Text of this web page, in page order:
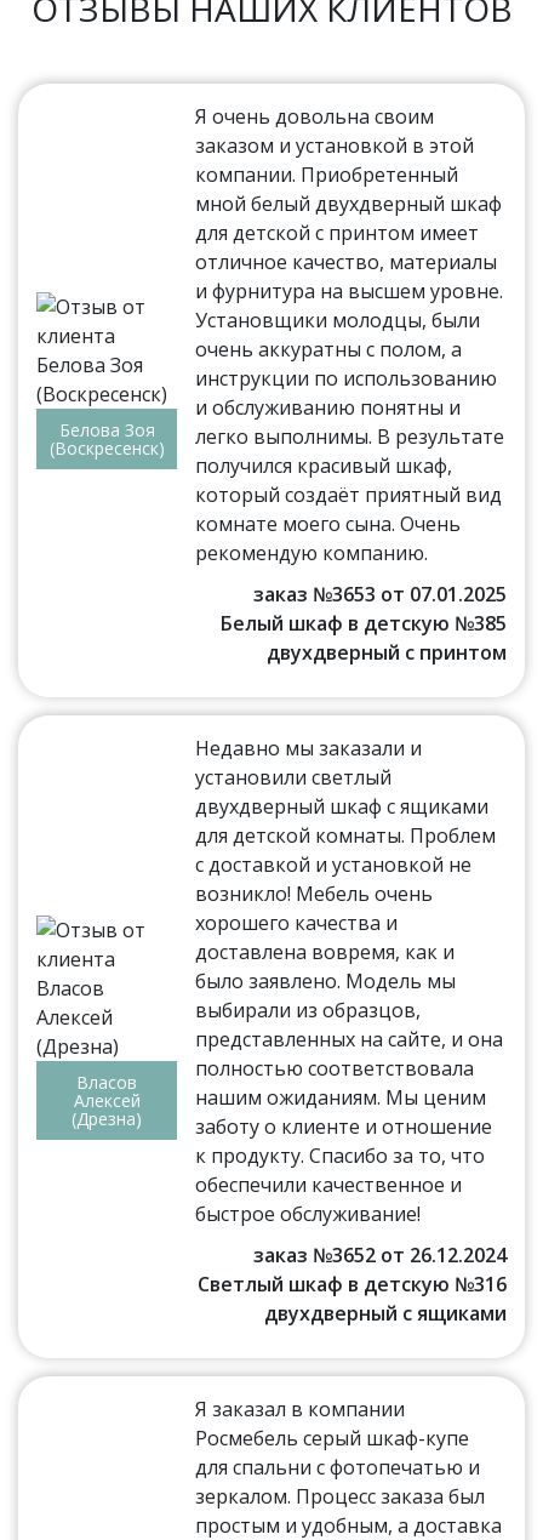
Белова Зоя
(Воскресенск)
Я очень довольна своим
заказом и установкой в этой
компании. Приобретенный
мной белый двухдверный шкаф
для детской с принтом имеет
отличное качество, материалы
и фурнитура на высшем уровне.
Установщики молодцы, были
очень аккуратны с полом, а
инструкции по использованию
и обслуживанию понятны и
легко выполнимы. В результате
получился красивый шкаф,
который создаёт приятный вид
комнате моего сына. Очень
рекомендую компанию.
заказ №3653 от 07.01.2025
Белый шкаф в детскую №385
двухдверный с принтом
Власов
Алексей
(Дрезна)
Недавно мы заказали и
установили светлый
двухдверный шкаф с ящиками
для детской комнаты. Проблем
с доставкой и установкой не
возникло! Мебель очень
хорошего качества и
доставлена вовремя, как и
было заявлено. Модель мы
выбирали из образцов,
представленных на сайте, и она
полностью соответствовала
нашим ожиданиям. Мы ценим
заботу о клиенте и отношение
к продукту. Спасибо за то, что
обеспечили качественное и
быстрое обслуживание!
заказ №3652 от 26.12.2024
Светлый шкаф в детскую №316
двухдверный с ящиками
Я заказал в компании
Росмебель серый шкаф-купе
для спальни с фотопечатью и
зеркалом. Процесс заказа был
простым и удобным, а доставка